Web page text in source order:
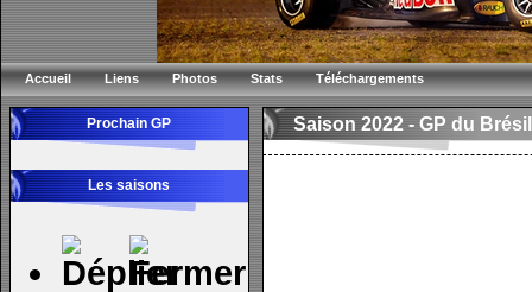
Accueil Liens Photos Stats Téléchargements
Prochain GP
Les saisons
Saison 2022 - GP du Brésil